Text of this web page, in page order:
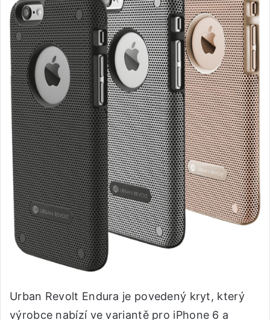
Urban Revolt Endura je povedený kryt, který
výrobce nabízí ve variantě pro iPhone 6 a